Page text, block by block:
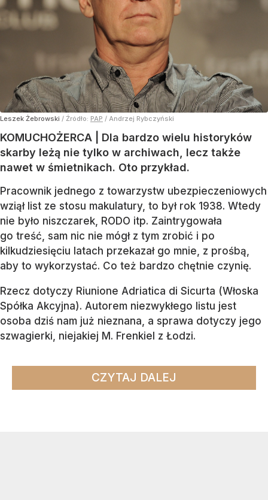
Leszek Żebrowski / Źródło: PAP / Andrzej Rybczyński
KOMUCHOŻERCA | Dla bardzo wielu historyków
skarby leżą nie tylko w archiwach, lecz także
nawet w śmietnikach. Oto przykład.
Pracownik jednego z towarzystw ubezpieczeniowych
wziął list ze stosu makulatury, to był rok 1938. Wtedy
nie było niszczarek, RODO itp. Zaintrygowała
go treść, sam nic nie mógł z tym zrobić i po
kilkudziesięciu latach przekazał go mnie, z prośbą,
aby to wykorzystać. Co też bardzo chętnie czynię.
Rzecz dotyczy Riunione Adriatica di Sicurta (Włoska
Spółka Akcyjna). Autorem niezwykłego listu jest
osoba dziś nam już nieznana, a sprawa dotyczy jego
szwagierki, niejakiej M. Frenkiel z Łodzi.
CZYTAJ DALEJ